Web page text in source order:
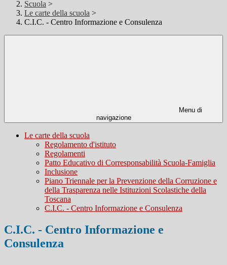
Scuola >
Le carte della scuola >
C.I.C. - Centro Informazione e Consulenza
Menu di
navigazione
Le carte della scuola
Regolamento d'istituto
Regolamenti
Patto Educativo di Corresponsabilità Scuola-Famiglia
Inclusione
Piano Triennale per la Prevenzione della Corruzione e
della Trasparenza nelle Istituzioni Scolastiche della
Toscana
C.I.C. - Centro Informazione e Consulenza
C.I.C. - Centro Informazione e
Consulenza